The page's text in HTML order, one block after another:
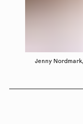
Jenny